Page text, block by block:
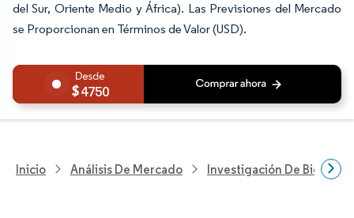
del Sur, Oriente Medio y África). Las Previsiones del Mercado
se Proporcionan en Términos de Valor (USD).
4750
Inicio Análisis De Mercado Investigación De Bienes